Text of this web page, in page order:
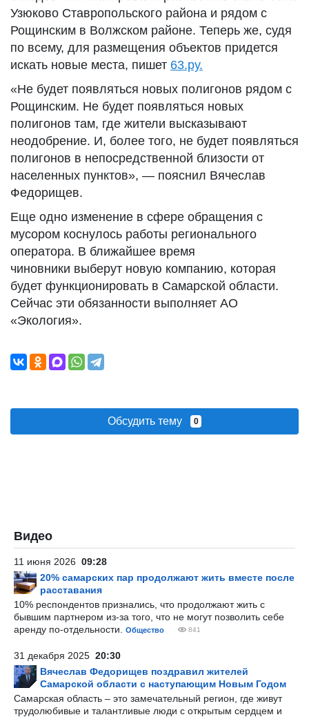
Узюково Ставропольского района и рядом с
Рощинским в Волжском районе. Теперь же, судя
по всему, для размещения объектов придется
искать новые места, пишет 63.ру.
«Не будет появляться новых полигонов рядом с
Рощинским. Не будет появляться новых
полигонов там, где жители высказывают
неодобрение. И, более того, не будет появляться
полигонов в непосредственной близости от
населенных пунктов», — пояснил Вячеслав
Федорищев.
Еще одно изменение в сфере обращения с
мусором коснулось работы регионального
оператора. В ближайшее время
чиновники выберут новую компанию, которая
будет функционировать в Самарской области.
Сейчас эти обязанности выполняет АО
«Экология».
Обсудить тему 0
Видео
11 июня 2026 09:28
20% самарских пар продолжают жить вместе после
расставания
10% респондентов признались, что продолжают жить с
бывшим партнером из-за того, что не могут позволить себе
аренду по-отдельности.
Общество 841
31 декабря 2025 20:30
Вячеслав Федорищев поздравил жителей
Самарской области с наступающим Новым Годом
Самарская область – это замечательный регион, где живут
трудолюбивые и талантливые люди с открытым сердцем и